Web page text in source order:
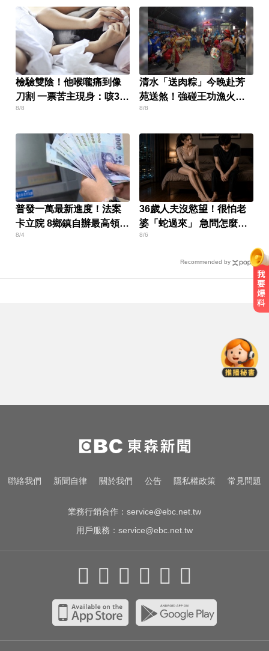
檢驗雙陰！他喉嚨痛到像
刀割 一票苦主現身：咳3周
還沒好
8/8
清水「送肉粽」今晚赴芳
苑送煞！強碰王功漁火節
上千遊客 喪家回應了
8/8
普發一萬最新進度！法案
卡立院 8鄉鎮自辦最高領1
萬
8/4
36歲人夫沒慾望！很怕老
婆「蛇過來」 急問怎麼
辦？
8/6
Recommended by
續交涉聯繫
MLB／大谷10局致勝安當救世主！
道奇險勝響尾蛇終止7連敗
三商美邦人壽將下市！8/20停牌 千
聯絡我們 新聞自律 關於我們 公告 隱私權政策 常見問題
業務行銷合作： service@ebc.net.tw
用戶服務： service@ebc.net.tw